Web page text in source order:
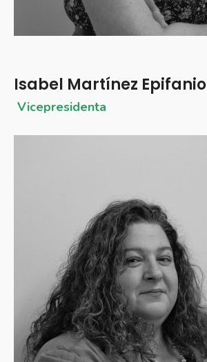
Isabel Martínez Epifanio
Vicepresidenta